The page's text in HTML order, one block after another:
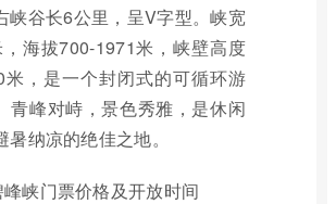
峡谷长6公里，呈V字型。峡宽
海拔700-1971米，峡壁高度
米，是一个封闭式的可循环游
青峰对峙，景色秀雅，是休闲
暑纳凉的绝佳之地。
峡门票价格及开放时间